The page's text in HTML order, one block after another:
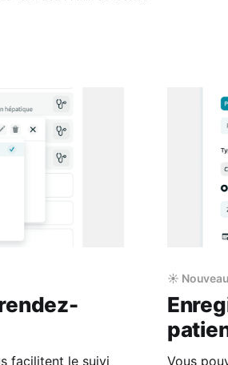
facilitent le suivi
☀️
Vous